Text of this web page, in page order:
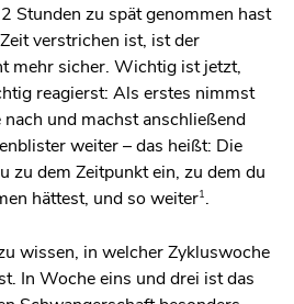
Stunden zu spät genommen hast
verstrichen ist, ist der
mehr sicher. Wichtig ist jetzt,
reagierst: Als erstes nimmst
und machst anschließend
weiter – das heißt: Die
zu dem Zeitpunkt ein, zu dem du
hättest, und so weiter1 .
wissen, in welcher Zykluswoche
In Woche eins und drei ist das